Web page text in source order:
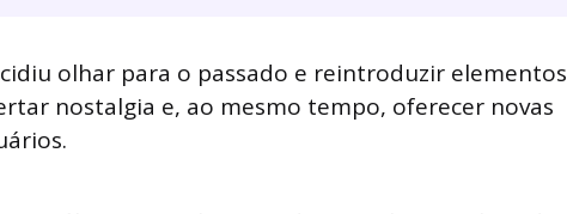
olhar para o passado e reintroduzir elementos
nostalgia e, ao mesmo tempo, oferecer novas